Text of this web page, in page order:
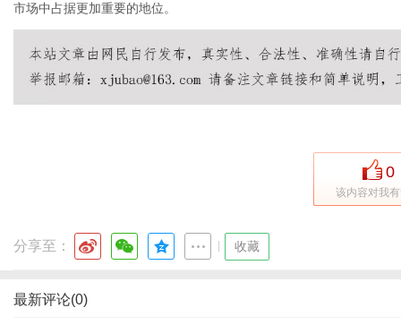
市场中占据更加重要的地位。
0
该内容对我
分享至： 收藏
最新评论(0)